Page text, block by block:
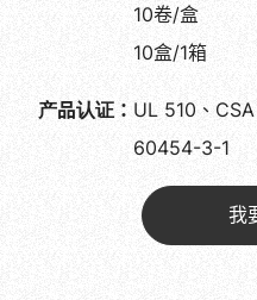
10卷/盒
10盒/1箱
产品认证： UL 510、
60454-3-1
我